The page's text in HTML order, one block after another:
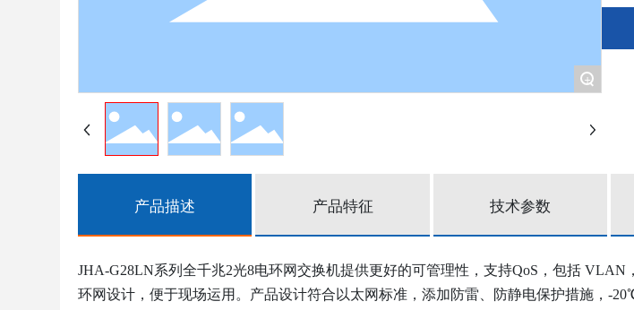
+
产品描述 产品特征 技术参数
JHA-G28LN系列全千兆2光8电环网交换机提供更好的可管理性，支持QoS，包括
环网设计，便于现场运用 。产品设计符合以太网标准，添加防雷、防静电保护措施，-